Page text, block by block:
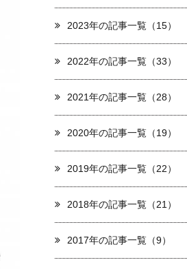
2023年の記事一覧（15）
2022年の記事一覧（33）
2021年の記事一覧（28）
2020年の記事一覧（19）
2019年の記事一覧（22）
2018年の記事一覧（21）
2017年の記事一覧（9）